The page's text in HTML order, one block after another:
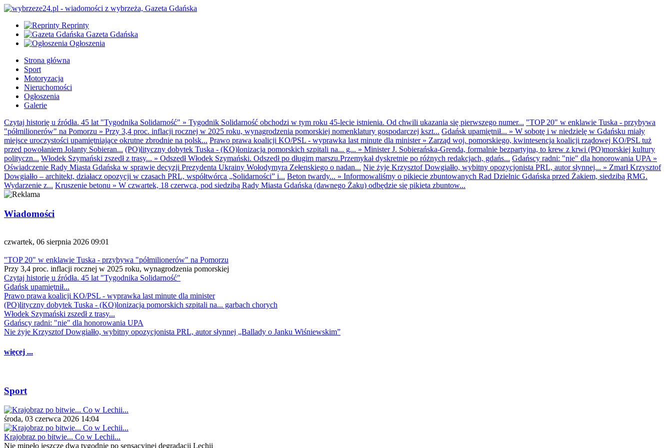
Reprinty
Gazeta Gdańska
Ogłoszenia
Strona główna
Sport
Motoryzacja
Nieruchomości
Ogłoszenia
Galerie
Czytaj historię u źródła. 45 lat "Tygodnika Solidarność" » Tygodnik Solidarność obchodzi w tym roku 45-lecie istnienia. Od chwili ukazania się pierwszego numer... "TOP 20" w enklawie Tuska - przybywa
"półmilionerów" na Pomorzu » Przy 3,4 proc. inflacji rocznej w 2025 roku, wynagrodzenia pomorskiej nomenklatury gospodarczej kszt... Gdańsk upamiętnił... » W sobotę i w niedzielę w Gdańsku miały
miejsce uroczystości upamiętniające okrutne zbrodnie na polsk... Prawo prawa koalicji KO/PSL - wyprawka last minute dla minister» Zarząd woj. pomorskiego, kwintesencja koalicji rządowej KO/PSL tuż
przed powołaniem Jolanty Sobieran... (PO)lityczny dobytek Tuska - (KO)lonizacja pomorskich szpitali na... g... » Minister J. Sobierańska-Grenda, formalnie bezpartyjna, to krew z krwi (PO)morskiej kultury
polityczn... Włodek Szymański zszedł z trasy... » Odszedł Włodek Szymański. Odszedł po długim marszu.Przemykał dyskretnie po różnych redakcjach, gdańs... Gdańscy radni: "nie" dla honorowania UPA »
Oświadczenie Rady Miasta Gdańska w sprawie decyzji Prezydenta Ukrainy Wołodymyra Zełenskiego o nadan... Nie żyje Krzysztof Dowgiałło, wybitny opozycjonista PRL, autor słynnej... » Zmarł Krzysztof
Dowgiałło – architekt, działacz opozycji w czasach PRL, współtwórca „Solidarności” i... Beton twardy... » Informowaliśmy o pikiecie zbuntowanych Rad Dzielnic Gdańska przed Żakiem, siedzibą RMG.
Wydarzenie z... Kruszenie betonu » W czwartek, 18 czerwca, pod siedzibą Rady Miasta Gdańska (dawnego Żaku) odbędzie się pikieta zbuntow...
Wiadomości
czwartek, 06 sierpnia 2026 09:01
"TOP 20" w enklawie Tuska - przybywa "półmilionerów" na Pomorzu
Przy 3,4 proc. inflacji rocznej w 2025 roku, wynagrodzenia pomorskiej
Czytaj historię u źródła. 45 lat "Tygodnika Solidarność"
Gdańsk upamiętnił...
Prawo prawa koalicji KO/PSL - wyprawka last minute dla minister
(PO)lityczny dobytek Tuska - (KO)lonizacja pomorskich szpitali na... garbach chorych
Włodek Szymański zszedł z trasy...
Gdańscy radni: "nie" dla honorowania UPA
Nie żyje Krzysztof Dowgiałło, wybitny opozycjonista PRL, autor słynnej „Ballady o Janku Wiśniewskim”
więcej ...
Sport
środa, 03 czerwca 2026 14:04
Krajobraz po bitwie... Co w Lechii...
Nie minęło jeszcze dwa tygodnie po sensacyjnej degradacji Lechii